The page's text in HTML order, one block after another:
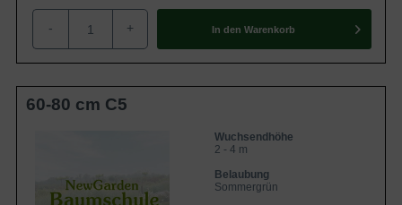
Der Philadelphus coronarius 'Aureus'
(Gelber Europäischer Pfeifenstrauch
'Aureus') gehört zu den schönsten,
Gärten. Er bedarf kaum Pflege und lässt
Solitärgehölz perfekt in Szene setzen.
Absolut winterhart!
- + In den Warenkorb
60-80 cm C5
Wuchsendhöhe
2 - 4 m
Belaubung
Sommergrün